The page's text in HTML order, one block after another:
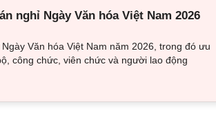
nghỉ Ngày Văn hóa Việt Nam 2026
Văn hóa Việt Nam năm 2026, trong đó ưu
công chức, viên chức và người lao động